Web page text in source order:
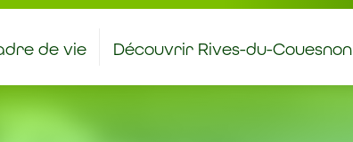
de vie Découvrir Rives-du-Couesnon